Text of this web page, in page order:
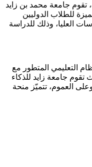
تقوم جامعة محمد بن زايد
للطلاب الدوليين
العليا، وذلك للدراسة
التعليمي المتطور مع
تقوم جامعة زايد للذكاء
العموم، تتميّز منحة